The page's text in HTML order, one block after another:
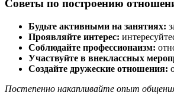
Советы по построению
Будьте активными на занятиях:
Проявляйте интерес:
Соблюдайте профессионаизм:
Участвуйте в внеклассных
Создайте дружеские отношения:
Постепенно накапливайте опыт